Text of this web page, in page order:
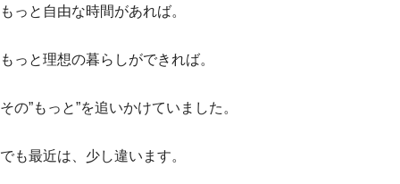
もっと自由な時間があれば。
もっと理想の暮らしができれば。
その”もっと”を追いかけていました。
でも最近は、少し違います。